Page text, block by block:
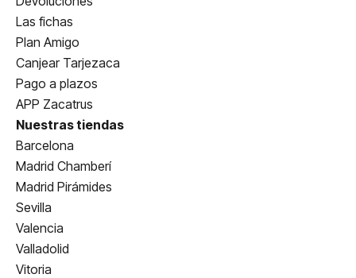
Las fichas
Plan Amigo
Canjear Tarjezaca
Pago a plazos
APP Zacatrus
Nuestras tiendas
Barcelona
Madrid Chamberí
Madrid Pirámides
Sevilla
Valencia
Valladolid
Vitoria